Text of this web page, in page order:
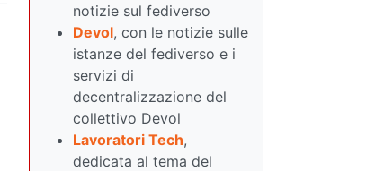
notizie sul fediverso
Devol, con le notizie sulle
istanze del fediverso e i
servizi di
decentralizzazione del
collettivo Devol
Lavoratori Tech,
dedicata al tema del